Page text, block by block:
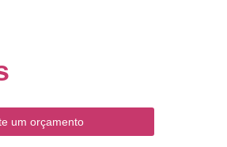
de Carro
Placa Mercosul
Veículos Novos
um orçamento